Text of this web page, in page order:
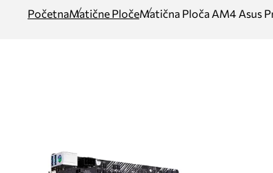
PočetnaMatične PločeMatična Ploča AM4 Asus